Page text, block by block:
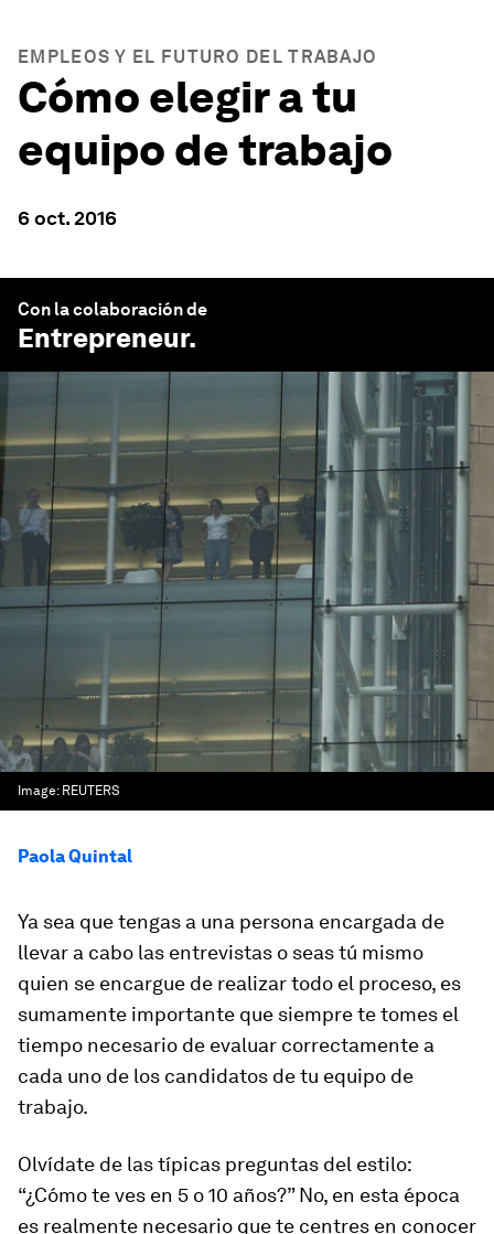
EMPLEOS Y EL FUTURO DEL TRABAJO
Cómo elegir a tu
equipo de trabajo
6 oct. 2016
Con la colaboración de
Entrepreneur.
Image: REUTERS
Paola Quintal
Ya sea que tengas a una persona encargada de
llevar a cabo las entrevistas o seas tú mismo
quien se encargue de realizar todo el proceso, es
sumamente importante que siempre te tomes el
tiempo necesario de evaluar correctamente a
cada uno de los candidatos de tu equipo de
trabajo.
Olvídate de las típicas preguntas del estilo:
“¿Cómo te ves en 5 o 10 años?”No, en esta época
es realmente necesario que te centres en conocer